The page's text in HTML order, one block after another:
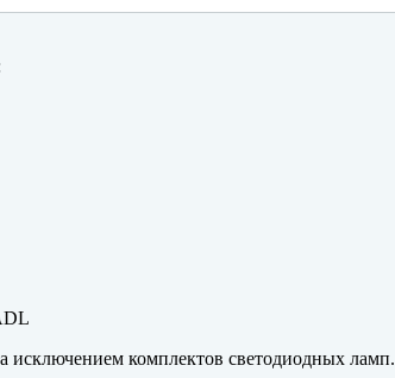
исключением комплектов светодиодных ламп.